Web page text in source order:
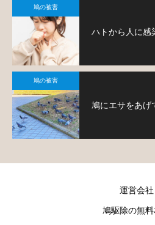
鳩の被害
ハトから人に感
鳩の被害
鳩にエサをあげ
運営会社
鳩駆除の無